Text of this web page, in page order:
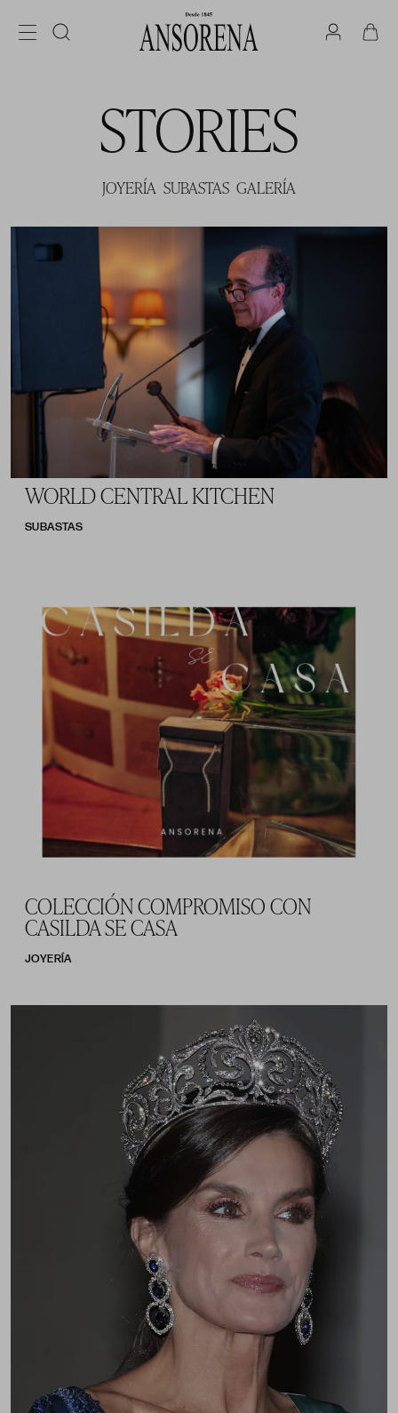
STORIES
JOYERÍA SUBASTAS GALERÍA
WORLD CENTRAL KITCHEN
SUBASTAS
COLECCIÓN COMPROMISO CON
CASILDA SE CASA
JOYERÍA